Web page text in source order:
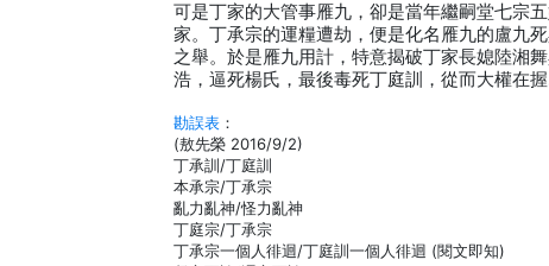
可是丁家的大管事雁九，卻是當年繼嗣堂七宗
家。丁承宗的運糧遭劫，便是化名雁九的盧九
之舉。於是雁九用計，特意揭破丁家長媳陸湘
浩，逼死楊氏，最後毒死丁庭訓，從而大權在
勘誤表 ：
(敖先榮 2016/9/2)
丁承訓/丁庭訓
本承宗/丁承宗
亂力亂神/怪力亂神
丁庭宗/丁承宗
丁承宗一個人徘迴/丁庭訓一個人徘迴 (閱文即知)